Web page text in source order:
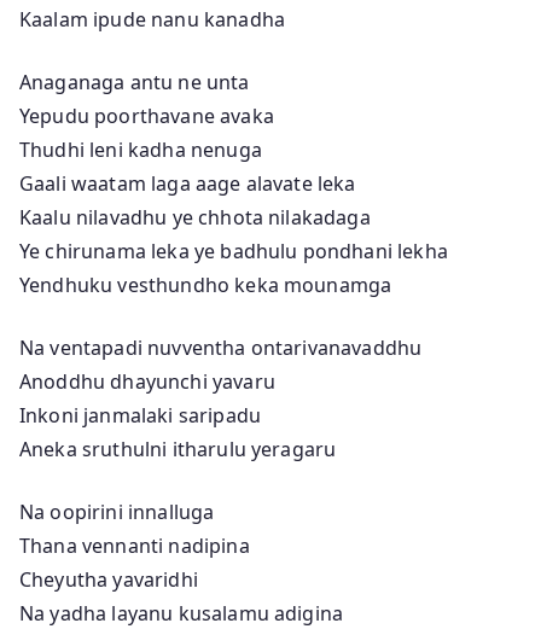
Kaalam ipude nanu kanadha
Anaganaga antu ne unta
Yepudu poorthavane avaka
Thudhi leni kadha nenuga
Gaali waatam laga aage alavate leka
Kaalu nilavadhu ye chhota nilakadaga
Ye chirunama leka ye badhulu pondhani lekha
Yendhuku vesthundho keka mounamga
Na ventapadi nuvventha ontarivanavaddhu
Anoddhu dhayunchi yavaru
Inkoni janmalaki saripadu
Aneka sruthulni itharulu yeragaru
Na oopirini innalluga
Thana vennanti nadipina
Cheyutha yavaridhi
Na yadha layanu kusalamu adigina